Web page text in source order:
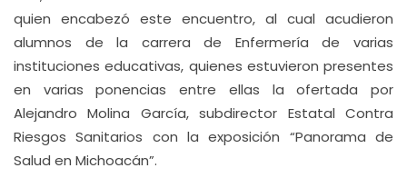
quien encabezó este encuentro, al cual acudieron
alumnos de la carrera de Enfermería de varias
instituciones educativas, quienes estuvieron presentes
en varias ponencias entre ellas la ofertada por
Alejandro Molina García, subdirector Estatal Contra
Riesgos Sanitarios con la exposición “Panorama de
Salud en Michoacán”.